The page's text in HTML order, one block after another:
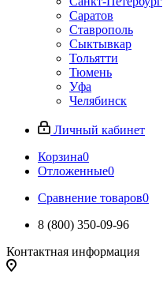
Саратов
Ставрополь
Сыктывкар
Тольятти
Тюмень
Уфа
Челябинск
Личный кабинет
Корзина0
Отложенные0
Сравнение товаров0
8 (800) 350-09-96
Контактная информация